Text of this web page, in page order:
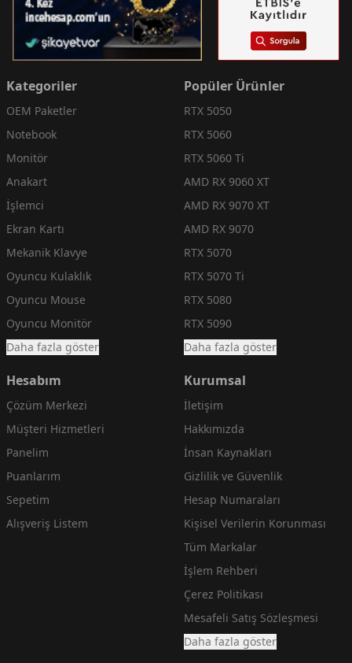
Kategoriler
OEM Paketler
Notebook
Monitör
Anakart
İşlemci
Ekran Kartı
Mekanik Klavye
Oyuncu Kulaklık
Oyuncu Mouse
Oyuncu Monitör
Daha fazla göster
Popüler Ürünler
RTX 5050
RTX 5060
RTX 5060 Ti
AMD RX 9060 XT
AMD RX 9070 XT
AMD RX 9070
RTX 5070
RTX 5070 Ti
RTX 5080
RTX 5090
Daha fazla göster
Hesabım
Çözüm Merkezi
Müşteri Hizmetleri
Panelim
Puanlarım
Sepetim
Alışveriş Listem
Kurumsal
İletişim
Hakkımızda
İnsan Kaynakları
Gizlilik ve Güvenlik
Hesap Numaraları
Kişisel Verilerin Korunması
Tüm Markalar
İşlem Rehberi
Çerez Politikası
Mesafeli Satış Sözleşmesi
Daha fazla göster